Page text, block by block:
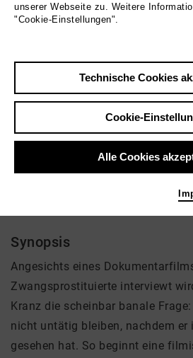
Zurück|Übersicht
Film Info
Deutschland 2020 | 72 min.
Regie: Michael Kranz
Video VoD / live
Synopsis
Angesichts eines
Zwangsprostituierte interviewt
Kranz die scheinbar banale
nicht untätig bleiben, nachdem er
gesehen hat. So beginnt eine
unserer Webseite zu. Weitere
"Cookie-Einstellungen".
Technische Cookies
Cookie-
Alle Cookies